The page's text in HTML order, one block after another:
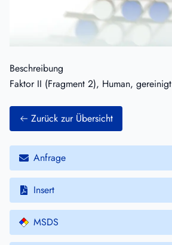
Beschreibung
Faktor II (Fragment 2), Human, gereinigt
Zurück zur Übersicht
Anfrage
Insert
MSDS